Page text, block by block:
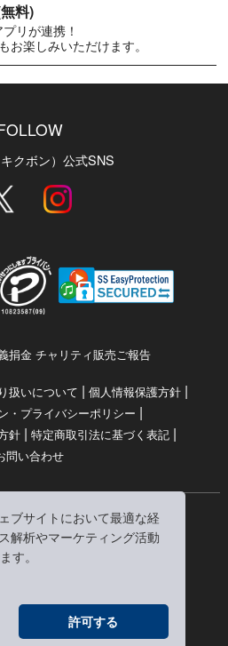
ブサイトにおいて最適な経
解析やマーケティング活動
す。
許可する
料)
リが連携！
お楽しみいただけます。
クボン）公式SNS
捐金 チャリティ販売ご報告
扱いについて | 個人情報保護方針|
・プライバシーポリシー |
針 | 特定商取引法に基づく表記 |
問い合わせ
© RRJ Inc.
く本/きくほん/キクホン）は
の登録商標です。